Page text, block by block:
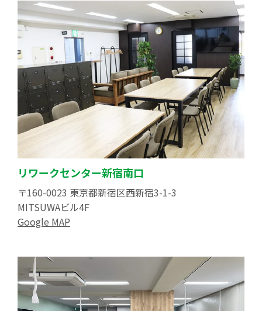
リワークセンター新宿南口
〒160-0023 東京都新宿区西新宿3-1-3
MITSUWAビル4F
Google MAP